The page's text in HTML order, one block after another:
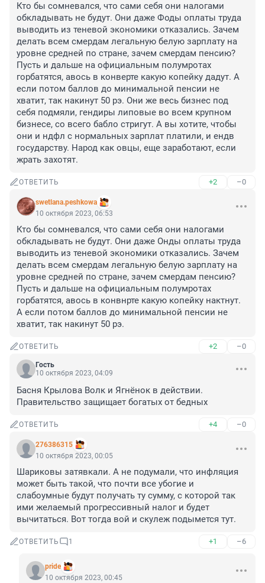
Кто бы сомневался, что сами себя они налогами
обкладывать не будут. Они даже Фоды оплаты труда
выводить из теневой экономики отказались. Зачем
делать всем смердам легальную белую зарплату на
уровне средней по стране, зачем смердам пенсию?
Пусть и дальше на официальным полумротах
горбатятся, авось в конверте какую копейку дадут. А
если потом баллов до минимальной пенсии не
хватит, так накинут 50 рэ. Они же весь бизнес под
себя подмяли, гендиры липовые во всем крупном
бизнесе, со всего бабло стригут. А вы хотите, чтобы
они и ндфл с нормальных зарплат платили, и ендв
государству. Народ как овцы, еще заработают, если
жрать захотят.
ОТВЕТИТЬ +2 –0
swetlana.peshkowa
10 октября 2023, 06:53
Кто бы сомневался, что сами себя они налогами
обкладывать не будут. Они даже Онды оплаты труда
выводить из теневой экономики отказались. Зачем
делать всем смердам легальную белую зарплату на
уровне средней по стране, зачем смердам пенсию?
Пусть и дальше на официальным полумротах
горбатятся, авось в конвнрте какую копейку нактнут.
А если потом баллов до минимальной пенсии не
хватит, так накинут 50 рэ.
ОТВЕТИТЬ +2 –0
Гость
10 октября 2023, 04:09
Басня Крылова Волк и Ягнёнок в действии.
Правительство защищает богатых от бедных
ОТВЕТИТЬ +4 –0
276386315
10 октября 2023, 00:05
Шариковы затявкали. А не подумали, что инфляция
может быть такой, что почти все убогие и
слабоумные будут получать ту сумму, с которой так
ими желаемый прогрессивный налог и будет
вычитаться. Вот тогда вой и скулеж подымется тут.
ОТВЕТИТЬ 1 +1 –6
pride
10 октября 2023, 00:45